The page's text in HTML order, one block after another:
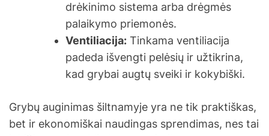
drėkinimo sistema arba drėgmės
palaikymo priemonės.
Ventiliacija: Tinkama ventiliacija
padeda išvengti pelėsių ir užtikrina,
kad grybai augtų sveiki ir kokybiški.
Grybų auginimas šiltnamyje yra ne tik praktiškas,
bet ir ekonomiškai naudingas sprendimas, nes tai